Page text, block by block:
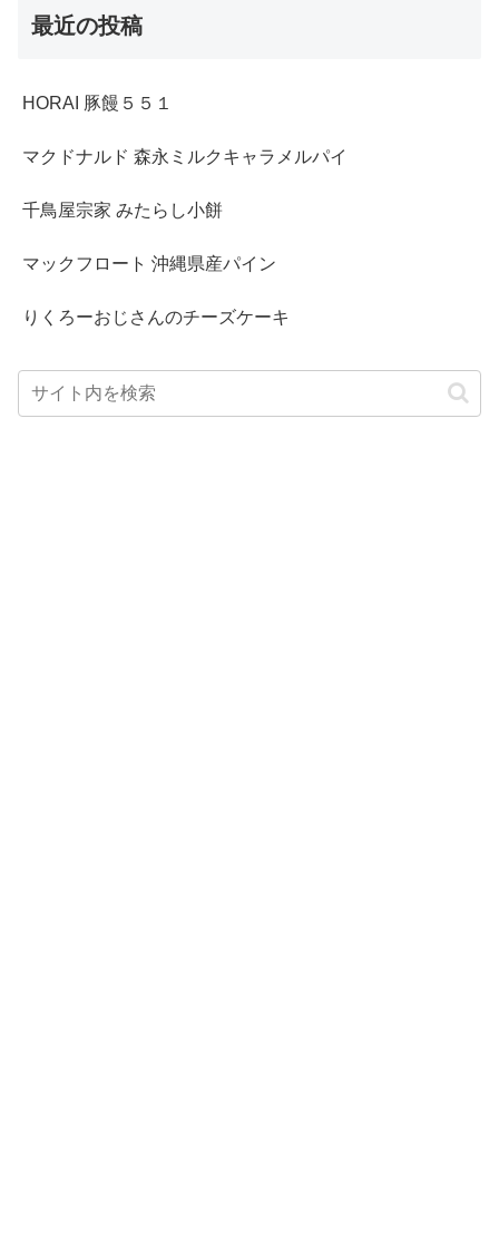
最近の投稿
HORAI 豚饅５５１
マクドナルド 森永ミルクキャラメルパイ
千鳥屋宗家 みたらし小餅
マックフロート 沖縄県産パイン
りくろーおじさんのチーズケーキ